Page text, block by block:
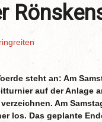
steht an: Am
auf der Anlage
Am
los. Das geplante